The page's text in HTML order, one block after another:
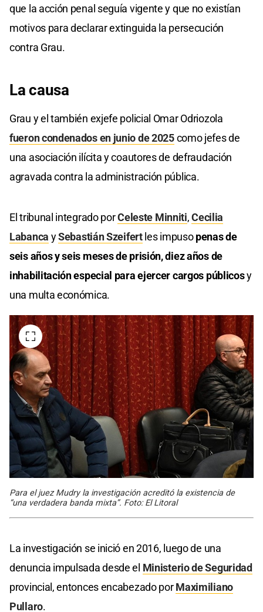
que la acción penal seguía vigente y que no existían
motivos para declarar extinguida la persecución
contra Grau.
La causa
Grau y el también exjefe policial Omar Odriozola
fueron condenados en junio de 2025como jefes de
una asociación ilícita y coautores de defraudación
agravada contra la administración pública.
El tribunal integrado porCeleste Minniti,Cecilia
Labanca ySebastián Szeifertles impusopenas de
seis años y seis meses de prisión, diez años de
inhabilitación especial para ejercer cargos públicosy
una multa económica.
Para el juez Mudry la investigación acreditó la existencia de
“una verdadera banda mixta”. Foto: El Litoral
La investigación se inició en 2016, luego de una
denuncia impulsada desde el Ministerio de Seguridad
provincial, entonces encabezado porMaximiliano
Pullaro.